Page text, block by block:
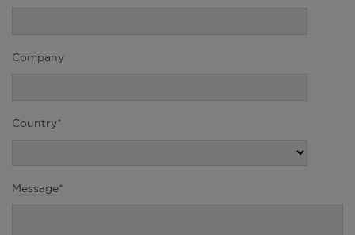
Company
Country*
Message*